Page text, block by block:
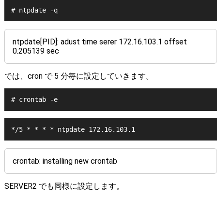
# ntpdate -q
ntpdate[PID]: adust time serer 172.16.103.1 offset
0.205139 sec
では、cron で 5 分毎に設定していきます。
# crontab -e
*/5 * * * * ntpdate 172.16.103.1
crontab: installing new crontab
SERVER2 でも同様に設定します。